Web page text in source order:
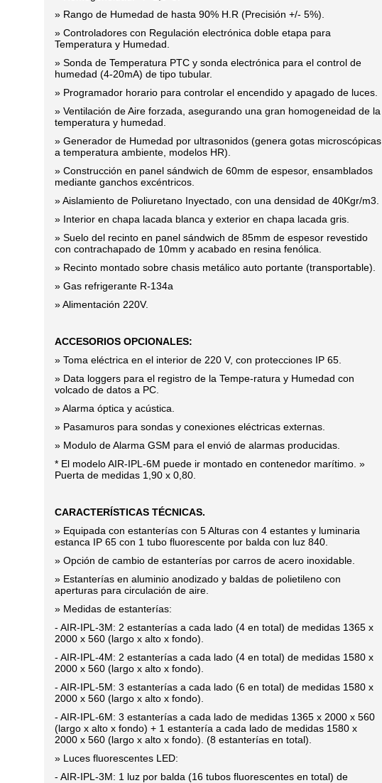
» Rango de Humedad de hasta 90% H.R (Precisión +/- 5%).
» Controladores con Regulación electrónica doble etapa para
Temperatura y Humedad.
» Sonda de Temperatura PTC y sonda electrónica para el control de
humedad (4-20mA) de tipo tubular.
» Programador horario para controlar el encendido y apagado de luces.
» Ventilación de Aire forzada, asegurando una gran homogeneidad de la
temperatura y humedad.
» Generador de Humedad por ultrasonidos (genera gotas microscópicas
a temperatura ambiente, modelos HR).
» Construcción en panel sándwich de 60mm de espesor, ensamblados
mediante ganchos excéntricos.
» Aislamiento de Poliuretano Inyectado, con una densidad de 40Kgr/m3.
» Interior en chapa lacada blanca y exterior en chapa lacada gris.
» Suelo del recinto en panel sándwich de 85mm de espesor revestido
con contrachapado de 10mm y acabado en resina fenólica.
» Recinto montado sobre chasis metálico auto portante (transportable).
» Gas refrigerante R-134a
» Alimentación 220V.
ACCESORIOS OPCIONALES:
» Toma eléctrica en el interior de 220 V, con protecciones IP 65.
» Data loggers para el registro de la Tempe-ratura y Humedad con
volcado de datos a PC.
» Alarma óptica y acústica.
» Pasamuros para sondas y conexiones eléctricas externas.
» Modulo de Alarma GSM para el envió de alarmas producidas.
* El modelo AIR-IPL-6M puede ir montado en contenedor marítimo. »
Puerta de medidas 1,90 x 0,80.
CARACTERÍSTICAS TÉCNICAS.
» Equipada con estanterías con 5 Alturas con 4 estantes y luminaria
estanca IP 65 con 1 tubo fluorescente por balda con luz 840.
» Opción de cambio de estanterías por carros de acero inoxidable.
» Estanterías en aluminio anodizado y baldas de polietileno con
aperturas para circulación de aire.
» Medidas de estanterías:
- AIR-IPL-3M: 2 estanterías a cada lado (4 en total) de medidas 1365 x
2000 x 560 (largo x alto x fondo).
- AIR-IPL-4M: 2 estanterías a cada lado (4 en total) de medidas 1580 x
2000 x 560 (largo x alto x fondo).
- AIR-IPL-5M: 3 estanterías a cada lado (6 en total) de medidas 1580 x
2000 x 560 (largo x alto x fondo).
- AIR-IPL-6M: 3 estanterías a cada lado de medidas 1365 x 2000 x 560
(largo x alto x fondo) + 1 estantería a cada lado de medidas 1580 x
2000 x 560 (largo x alto x fondo). (8 estanterías en total).
» Luces fluorescentes LED:
- AIR-IPL-3M: 1 luz por balda (16 tubos fluorescentes en total) de